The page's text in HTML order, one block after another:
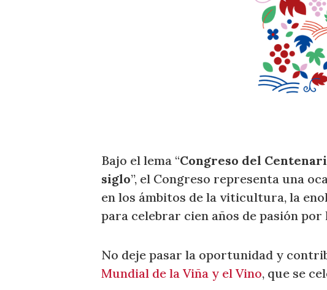
Bajo el lema “Congreso del
siglo”, el Congreso representa una
en los ámbitos de la viticultura, la
para celebrar cien años de pasión por
No deje pasar la oportunidad y
Mundial de la Viña y el Vino, que se